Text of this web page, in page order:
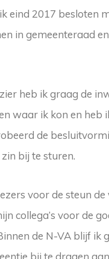
eind 2017 besloten
in gemeenteraad en
heb ik graag de
waar ik kon en heb
de
bij te sturen.
voor de steun
collega’s voor de
de N-VA blijf ik
bij te dragen